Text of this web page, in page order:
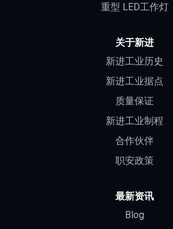
重型 LED工作灯
关于新进
新进工业历史
新进工业据点
质量保证
新进工业制程
合作伙伴
职安政策
最新资讯
Blog